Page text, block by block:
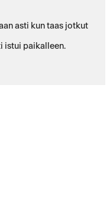
asti kun taas jotkut
istui paikalleen.